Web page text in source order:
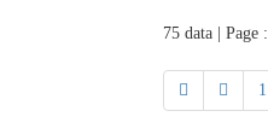
75 data | Page :
1